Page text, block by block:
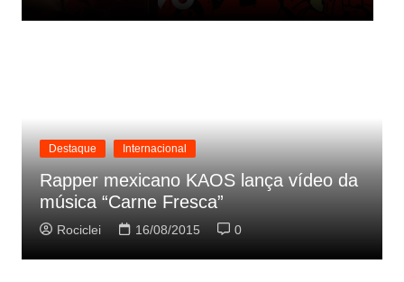
Destaque Internacional
Rapper mexicano KAOS lança vídeo da
música “Carne Fresca”
Rociclei 16/08/2015 0